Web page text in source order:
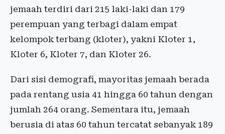
jemaah terdiri dari 215 laki-laki dan 179
perempuan yang terbagi dalam empat
kelompok terbang (kloter), yakni Kloter 1,
Kloter 6, Kloter 7, dan Kloter 26.
Dari sisi demografi, mayoritas jemaah berada
pada rentang usia 41 hingga 60 tahun dengan
jumlah 264 orang. Sementara itu, jemaah
berusia di atas 60 tahun tercatat sebanyak 189